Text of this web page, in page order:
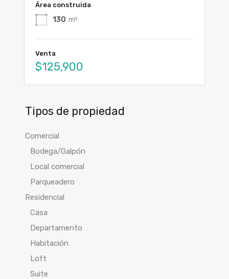
Área construida
130 m²
Venta
$125,900
Tipos de propiedad
Comercial
Bodega/Galpón
Local comercial
Parqueadero
Residencial
Casa
Departamento
Habitación
Loft
Suite